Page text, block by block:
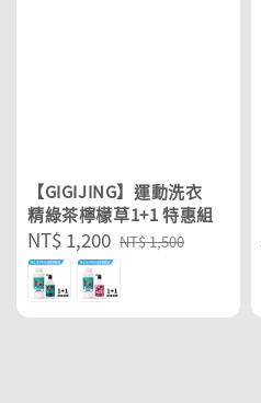
【GIGIJING】運動洗衣
精綠茶檸檬草1+1 特惠組
Sale
price
NT$ 1,200 Regular
NT$ 1,500